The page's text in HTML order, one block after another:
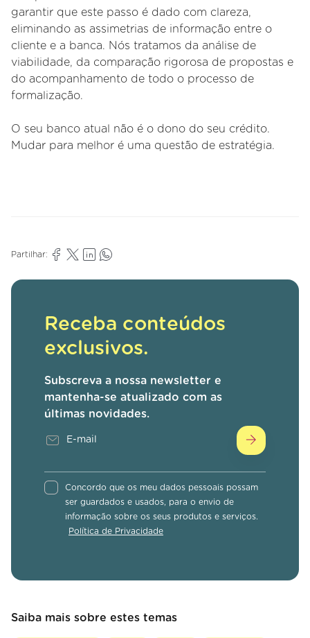
garantir que este passo é dado com clareza,
eliminando as assimetrias de informação entre o
cliente e a banca. Nós tratamos da análise de
viabilidade, da comparação rigorosa de propostas e
do acompanhamento de todo o processo de
formalização.
O seu banco atual não é o dono do seu crédito.
Mudar para melhor é uma questão de estratégia.
Partilhar:
Receba conteúdos
exclusivos.
Subscreva a nossa newsletter e
mantenha-se atualizado com as
últimas novidades.
Concordo que os meu dados pessoais possam
ser guardados e usados, para o envio de
informação sobre os seus produtos e serviços.
Política de Privacidade
Saiba mais sobre estes temas